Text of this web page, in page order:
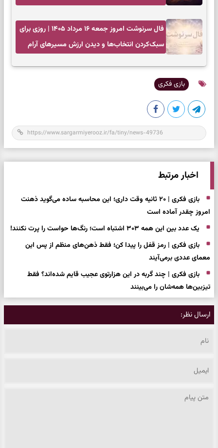
فال سرنوشت امروز جمعه ۱۶ مرداد ۱۴۰۵ | روزی برای
سبک‌کردن انتخاب‌ها و دیدن ارزش مسیرهای آرام
بازی فکری
اخبار مرتبط
بازی فکری | ۲۰ ثانیه وقت داری؛ این محاسبه ساده می‌گوید ذهنت
امروز چقدر آماده است
یک عدد بین این همه ۳۰۳ اشتباه است؛ رنگ‌ها حواست را پرت نکنند!
بازی فکری | رمز قفل را پیدا کن؛ فقط ذهن‌های منظم از پس این
معمای عددی برمی‌آیند
بازی فکری | چند گربه در این هزارتوی عجیب قایم شده‌اند؟ فقط
تیزبین‌ها همه‌شان را می‌بینند
ارسال نظر: